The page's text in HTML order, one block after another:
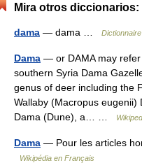
Mira otros diccionarios:
dama — dama …
Dama — or DAMA may
southern Syria Dama
genus of deer including the
Wallaby (Macropus
Dama (Dune), a… …
Dama — Pour les articles
Wikipédia en Français